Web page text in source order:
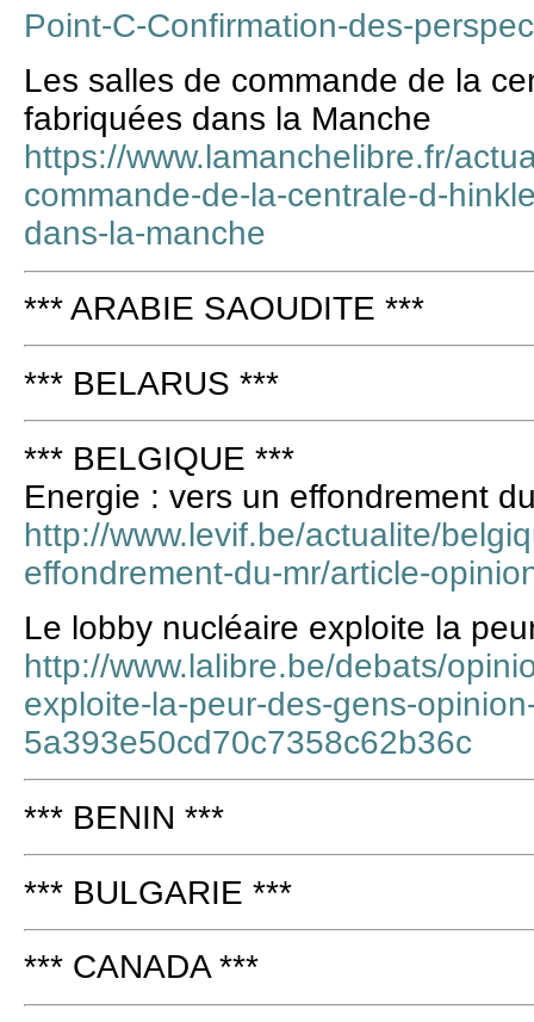
Point-C-Confirmation-des-
Les salles de commande de la
fabriquées dans la Manche
https://www.lamanchelibre.fr/
commande-de-la-centrale-d-
dans-la-manche
*** ARABIE SAOUDITE ***
*** BELARUS ***
*** BELGIQUE ***
Energie : vers un effondrement
http://www.levif.be/actualite/
effondrement-du-mr/article-
Le lobby nucléaire exploite la
http://www.lalibre.be/debats/
exploite-la-peur-des-gens-
5a393e50cd70c7358c62b36c
*** BENIN ***
*** BULGARIE ***
*** CANADA ***